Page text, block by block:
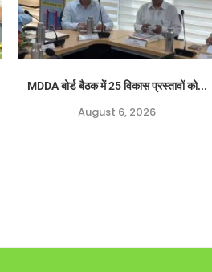
MDDA बोर्ड बैठक में 25 विकास प्रस्तावों को...
August 6, 2026